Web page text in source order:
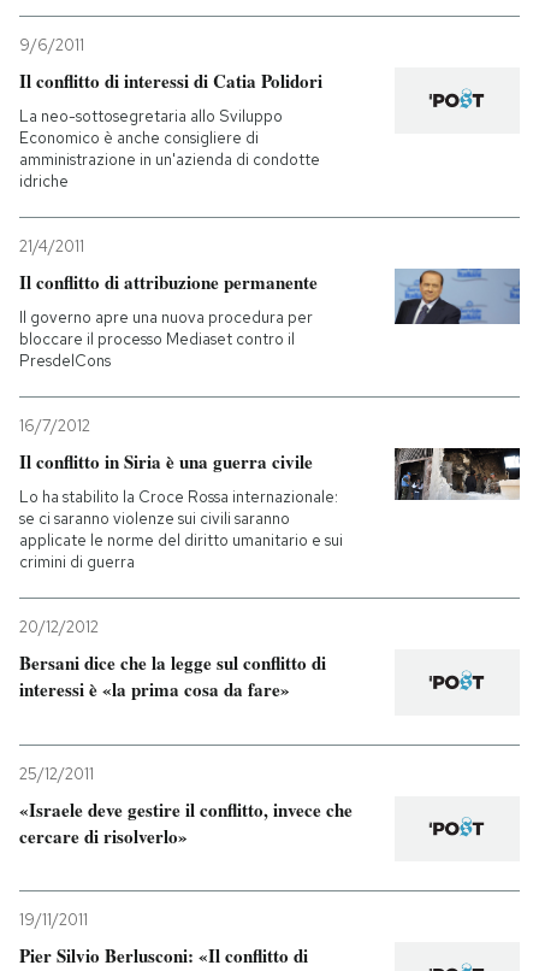
AREA PERSONALE
Entra
9/6/2011
Il conflitto di interessi di Catia Polidori
La neo-sottosegretaria allo Sviluppo
Economico è anche consigliere di
amministrazione in un'azienda di condotte
idriche
21/4/2011
Il conflitto di attribuzione permanente
Il governo apre una nuova procedura per
bloccare il processo Mediaset contro il
PresdelCons
16/7/2012
Il conflitto in Siria è una guerra civile
Lo ha stabilito la Croce Rossa internazionale:
se ci saranno violenze sui civili saranno
applicate le norme del diritto umanitario e sui
crimini di guerra
20/12/2012
Bersani dice che la legge sul conflitto di
interessi è «la prima cosa da fare»
25/12/2011
«Israele deve gestire il conflitto, invece che
cercare di risolverlo»
19/11/2011
Pier Silvio Berlusconi: «Il conflitto di